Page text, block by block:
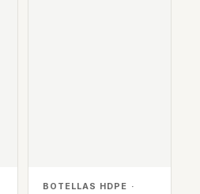
BOTELLAS HDPE ·